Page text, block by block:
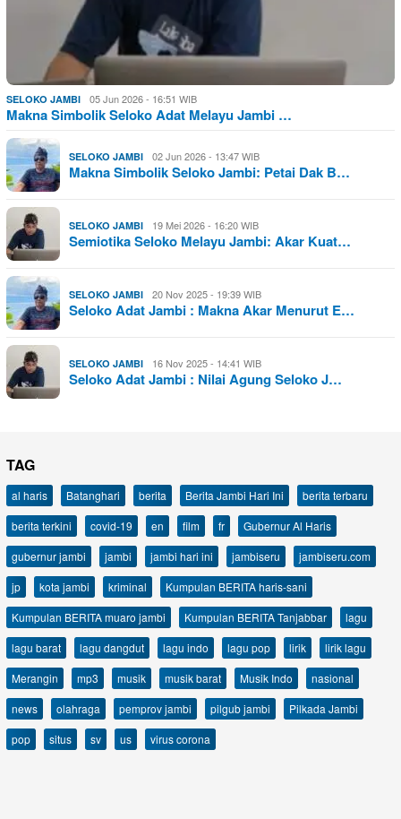
SELOKO JAMBI 05 Jun 2026 - 16:51 WIB
Makna Simbolik Seloko Adat Melayu Jambi …
SELOKO JAMBI 02 Jun 2026 - 13:47 WIB
Makna Simbolik Seloko Jambi: Petai Dak B…
SELOKO JAMBI 19 Mei 2026 - 16:20 WIB
Semiotika Seloko Melayu Jambi: Akar Kuat…
SELOKO JAMBI 20 Nov 2025 - 19:39 WIB
Seloko Adat Jambi : Makna Akar Menurut E…
SELOKO JAMBI 16 Nov 2025 - 14:41 WIB
Seloko Adat Jambi : Nilai Agung Seloko J…
TAG
al haris Batanghari berita Berita Jambi Hari Ini
berita terbaru
berita terkini
covid-19 en film fr
Gubernur Al Haris
gubernur jambi
jambi jambi hari ini jambiseru
jambiseru.com
jp
kota jambi kriminal
Kumpulan BERITA haris-sani
Kumpulan BERITA muaro jambi
Kumpulan BERITA Tanjabbar
lagu
lagu barat
lagu dangdut lagu indo lagu pop lirik
lirik lagu
Merangin
mp3 musik musik barat Musik Indo
nasional
news
olahraga pemprov jambi pilgub jambi
Pilkada Jambi
pop
situs sv us virus corona